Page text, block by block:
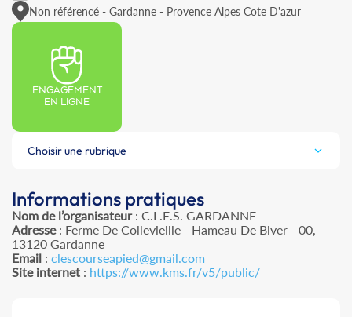
Non référencé - Gardanne - Provence Alpes Cote D'azur
ENGAGEMENT
EN LIGNE
Choisir une rubrique
Informations pratiques
Nom de l’organisateur: C.L.E.S. GARDANNE
Adresse: Ferme De Collevieille - Hameau De Biver - 00,
13120 Gardanne
Email : clescourseapied@gmail.com
Site internet : https://www.kms.fr/v5/public/